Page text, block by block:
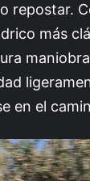
repostar.
más
en el